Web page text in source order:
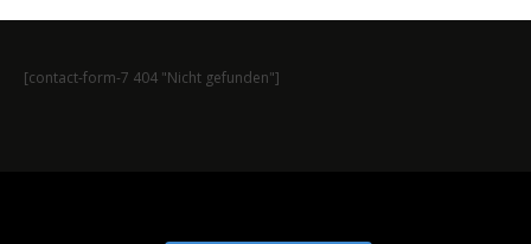
[contact-form-7 404 "Nicht gefunden"]